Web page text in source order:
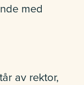
med
av rektor,